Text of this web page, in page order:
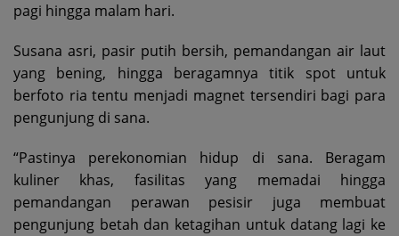
pagi hingga malam hari.
Susana asri, pasir putih bersih, pemandangan air laut
yang bening, hingga beragamnya titik spot untuk
berfoto ria tentu menjadi magnet tersendiri bagi para
pengunjung di sana.
“Pastinya perekonomian hidup di sana. Beragam
kuliner khas, fasilitas yang memadai hingga
pemandangan perawan pesisir juga membuat
pengunjung betah dan ketagihan untuk datang lagi ke